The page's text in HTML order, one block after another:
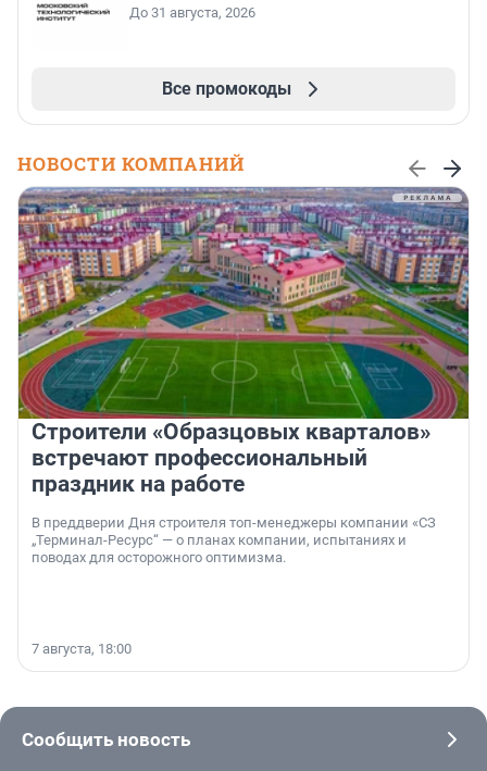
До 31 августа, 2026
Все промокоды
НОВОСТИ КОМПАНИЙ
Строители «Образцовых кварталов»
встречают профессиональный
праздник на работе
В преддверии Дня строителя топ-менеджеры компании «СЗ
„Терминал-Ресурс“ — о планах компании, испытаниях и
поводах для осторожного оптимизма.
7 августа, 18:00
Сообщить новость